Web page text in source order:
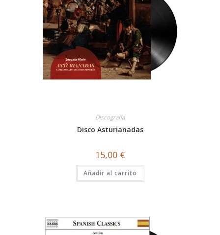
Discografía
Disco Asturianadas
15,00 €
Añadir al carrito